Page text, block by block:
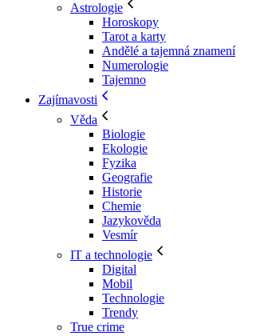
Astrologie
Horoskopy
Tarot a karty
Andělé a tajemná znamení
Numerologie
Tajemno
Zajímavosti
Věda
Biologie
Ekologie
Fyzika
Geografie
Historie
Chemie
Jazykověda
Vesmír
IT a technologie
Digital
Mobil
Technologie
Trendy
True crime